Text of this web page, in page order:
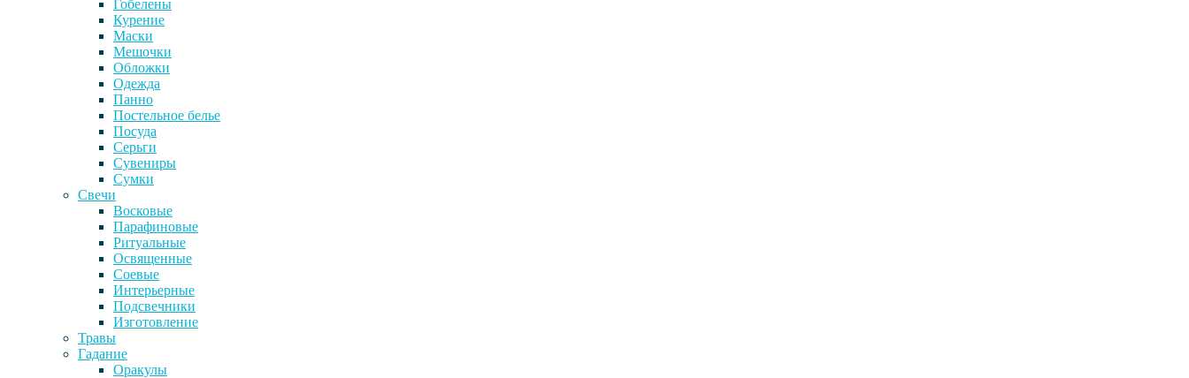
Гобелены
Курение
Маски
Мешочки
Обложки
Одежда
Панно
Постельное белье
Посуда
Серьги
Сувениры
Сумки
Свечи
Восковые
Парафиновые
Ритуальные
Освященные
Соевые
Интерьерные
Подсвечники
Изготовление
Травы
Гадание
Оракулы